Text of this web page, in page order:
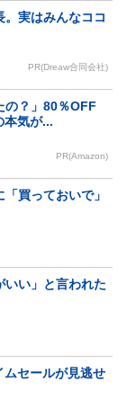
。実はみんなココ
PR(Dreaw合同会社)
の？」80％OFF
本気が...
PR(Amazon)
買っておいで」
いい」と言われた
ムセールが見逃せ